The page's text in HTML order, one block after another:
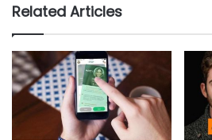
Related Articles